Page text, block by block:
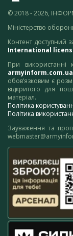
© 2018 - 2026,
Міністерство
Контент доступний
International
При використанні
armyinform.com.ua
обов’язковим є
відкритого для
матеріал.
Політика
Політика
Зауваження та